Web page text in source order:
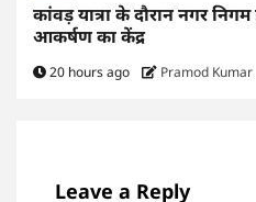
कांवड़ यात्रा के दौरान नगर निगम
आकर्षण का केंद्र
20 hours ago Pramod Kumar
Leave a Reply